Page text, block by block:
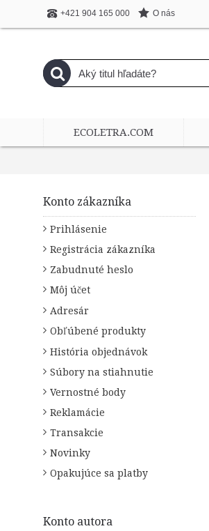
+421 904 165 000 O nás
ECOLETRA.COM
Konto zákazníka
Prihlásenie
Registrácia zákazníka
Zabudnuté heslo
Môj účet
Adresár
Obľúbené produkty
História objednávok
Súbory na stiahnutie
Vernostné body
Reklamácie
Transakcie
Novinky
Opakujúce sa platby
Konto autora